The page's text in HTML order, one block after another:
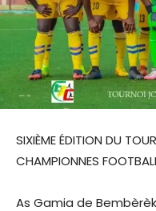
SIXIÈME ÉDITION DU
CHAMPIONNES
As Gamia de